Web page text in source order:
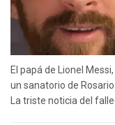
El papá de Lionel
un sanatorio de
La triste noticia del